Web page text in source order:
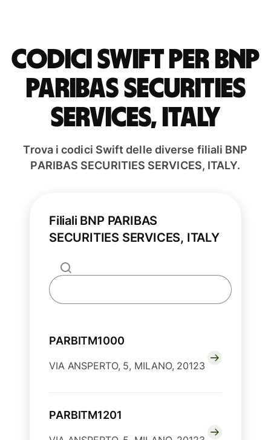
Codici Swift per BNP
PARIBAS SECURITIES
SERVICES, ITALY
Trova i codici Swift delle diverse filiali BNP
PARIBAS SECURITIES SERVICES, ITALY.
Filiali BNP PARIBAS
SECURITIES SERVICES, ITALY
PARBITM1000
VIA ANSPERTO, 5, MILANO, 20123
PARBITM1201